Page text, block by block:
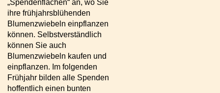
„Spendenflächen“ an, wo Sie
ihre frühjahrsblühenden
Blumenzwiebeln einpflanzen
können. Selbstverständlich
können Sie auch
Blumenzwiebeln kaufen und
einpflanzen. Im folgenden
Frühjahr bilden alle Spenden
hoffentlich einen bunten